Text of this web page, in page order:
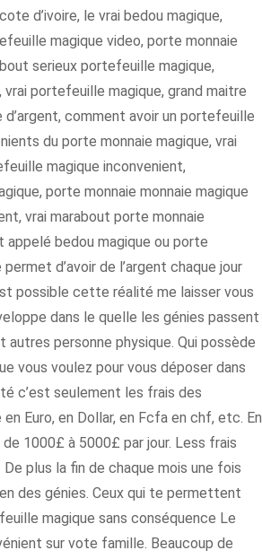
d’ivoire, le vrai bedou magique,
magique video, porte monnaie
serieux portefeuille magique,
portefeuille magique, grand maitre
comment avoir un portefeuille
du porte monnaie magique, vrai
magique inconvenient,
porte monnaie monnaie magique
vrai marabout porte monnaie
bedou magique ou porte
d’avoir de l’argent chaque jour
possible cette réalité me laisser vous
dans le quelle les génies passent
personne physique. Qui possède
vous voulez pour vous déposer dans
c’est seulement les frais des
Euro, en Dollar, en Fcfa en chf, etc. En
1000£ à 5000£ par jour. Less frais
plus la fin de chaque mois une fois
des génies. Ceux qui te permettent
magique sans conséquence Le
sur vote famille. Beaucoup de